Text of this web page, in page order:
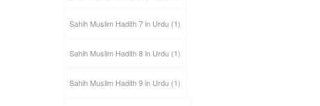
Sahih Muslim Hadith 7 in Urdu(1)
Sahih Muslim Hadith 8 in Urdu(1)
Sahih Muslim Hadith 9 in Urdu(1)